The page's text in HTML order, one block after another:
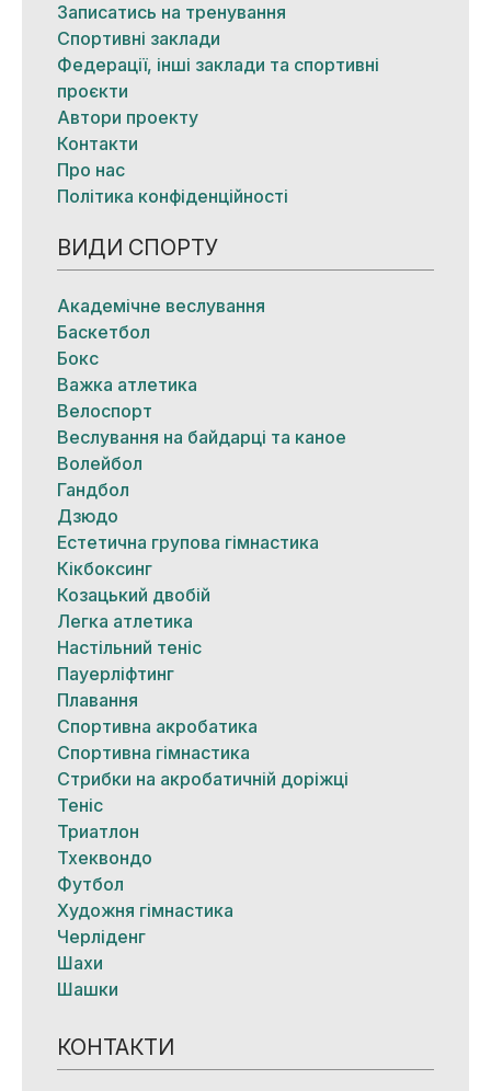
Записатись на тренування
Спортивні заклади
Федерації, інші заклади та спортивні
проєкти
Автори проекту
Контакти
Про нас
Політика конфіденційності
ВИДИ СПОРТУ
Академічне веслування
Баскетбол
Бокс
Важка атлетика
Велоспорт
Веслування на байдарці та каное
Волейбол
Гандбол
Дзюдо
Естетична групова гімнастика
Кікбоксинг
Козацький двобій
Легка атлетика
Настільний теніс
Пауерліфтинг
Плавання
Спортивна акробатика
Спортивна гімнастика
Стрибки на акробатичній доріжці
Теніс
Триатлон
Тхеквондо
Футбол
Художня гімнастика
Черліденг
Шахи
Шашки
КОНТАКТИ